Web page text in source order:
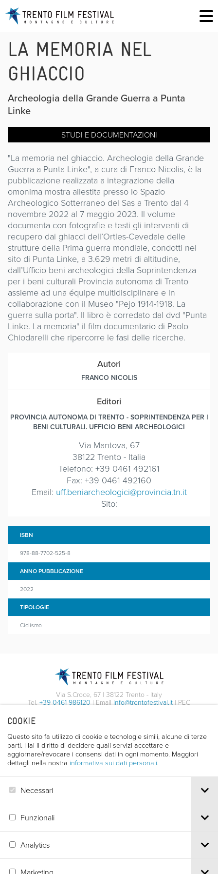
COOKIE
Questo sito fa utilizzo di cookie e tecnologie simili, alcune di terze
parti. Hai il diritto di decidere quali servizi accettare e
aggiornare/revocare i consensi dati in ogni momento. Maggiori
dettagli nella nostra informativa sui dati personali.
Necessari
Funzionali
Analytics
Marketing
LA MEMORIA NEL
GHIACCIO
Archeologia della Grande Guerra a Punta
Linke
STUDI E DOCUMENTAZIONI
"La memoria nel ghiaccio. Archeologia della Grande
Guerra a Punta Linke", a cura di Franco Nicolis, è la
pubblicazione realizzata a integrazione della
omonima mostra allestita presso lo Spazio
Archeologico Sotterraneo del Sas a Trento dal 4
novembre 2022 al 7 maggio 2023. Il volume
documenta con fotografie e testi gli interventi di
recupero dai ghiacci dell’Ortles-Cevedale delle
strutture della Prima guerra mondiale, condotti nel
sito di Punta Linke, a 3.629 metri di altitudine,
dall’Ufficio beni archeologici della Soprintendenza
per i beni culturali Provincia autonoma di Trento
assieme ad una équipe multidisciplinare e in
collaborazione con il Museo "Pejo 1914-1918. La
guerra sulla porta". Il libro è corredato dal dvd "Punta
Linke. La memoria" il film documentario di Paolo
Chiodarelli che ripercorre le fasi delle ricerche.
Autori
FRANCO NICOLIS
Editori
PROVINCIA AUTONOMA DI TRENTO - SOPRINTENDENZA PER I
BENI CULTURALI. UFFICIO BENI ARCHEOLOGICI
Via Mantova, 67
38122 Trento - Italia
Telefono: +39 0461 492161
Fax: +39 0461 492160
Email: uff.beniarcheologici@provincia.tn.it
Sito:
ISBN
978-88-7702-525-8
ANNO PUBBLICAZIONE
2022
TIPOLOGIE
Ciclismo
Via S.Croce, 67 | 38122 Trento - Italy
Tel. +39 0461 986120 | Email info@trentofestival.it | PEC